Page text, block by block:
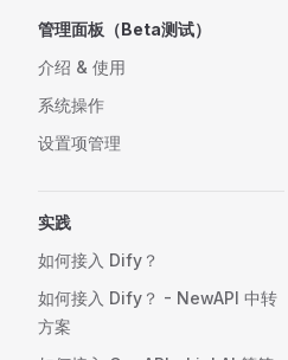
管理面板（Beta测试）
介绍 & 使用
系统操作
设置项管理
实践
如何接入 Dify？
如何接入 Dify？ - NewAPI 中转
方案